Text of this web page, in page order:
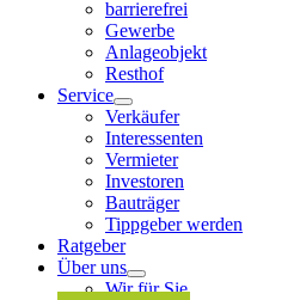
barrierefrei
Gewerbe
Anlageobjekt
Resthof
Service
Verkäufer
Interessenten
Vermieter
Investoren
Bauträger
Tippgeber werden
Ratgeber
Über uns
Wir für Sie